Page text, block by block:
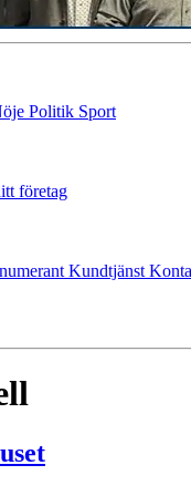
Politik Sport
företag
Kundtjänst